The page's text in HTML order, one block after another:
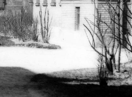
1900 · Budapest III. · Aquincum
polgárváros, romkert.